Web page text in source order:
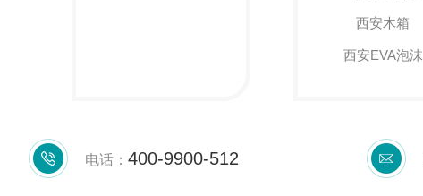
西安木箱
西安EVA泡沫
电话： 400-9900-512